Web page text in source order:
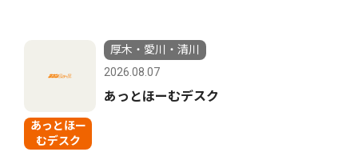
あっとほー
むデスク
厚木・愛川・清川
2026.08.07
あっとほーむデスク